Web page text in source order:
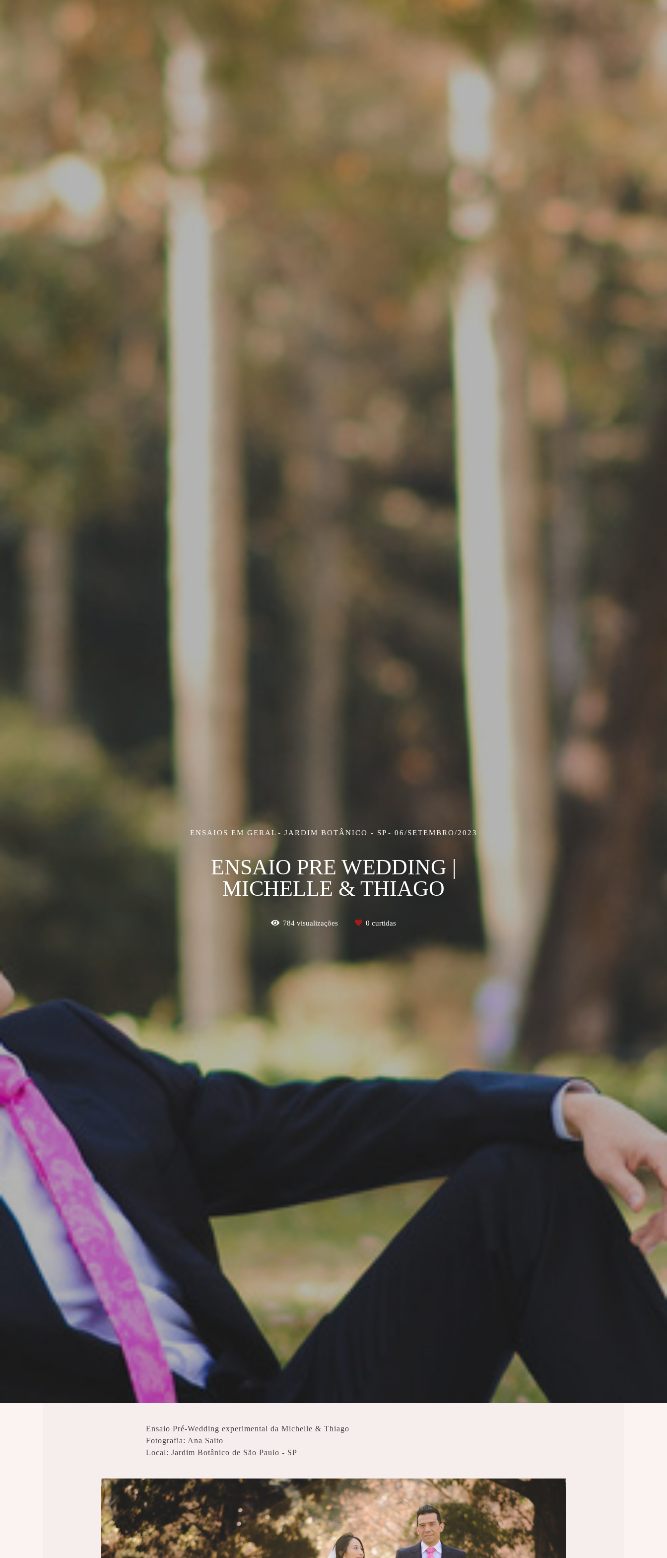
ENSAIOS EM GERAL JARDIM BOTÂNICO - SP 06/SETEMBRO/2023
ENSAIO PRE WEDDING |
MICHELLE & THIAGO
784 visualizações 0 curtidas
Ensaio Pré-Wedding experimental da Michelle & Thiago
Fotografia: Ana Saito
Local: Jardim Botânico de São Paulo - SP